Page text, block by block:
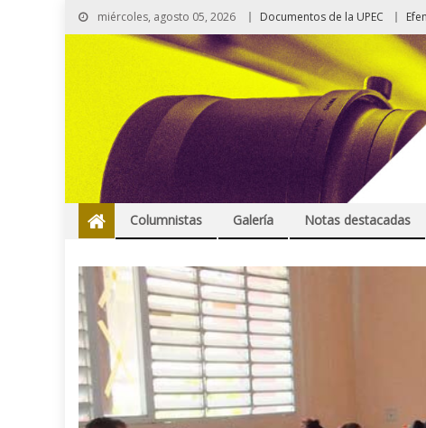
miércoles, agosto 05, 2026 Documentos de la UPEC
Columnistas Galería Notas destacadas